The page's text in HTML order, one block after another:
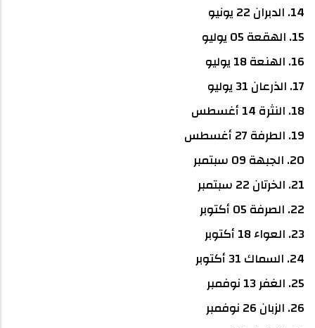
14. الدبران 22 يونيو
15. الهقعة 05 يوليو
16. الهنعة 18 يوليو
17. الذرعان 31 يوليو
18. النثرة 14 أغسطس
19. الطرفة 27 أغسطس
20. الجبهة 09 سبتمبر
21. الخرتان 22 سبتمبر
22. الصرفة 05 أكتوبر
23. العواء 18 أكتوبر
24. السماك 31 أكتوبر
25. الغفر 13 نوفمبر
26. الزبان 26 نوفمبر